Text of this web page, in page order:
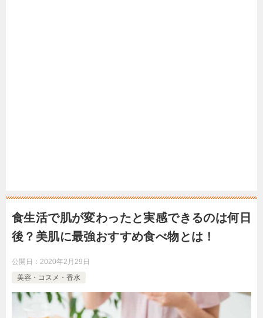
食生活で肌が変わったと実感できるのは何日
後？美肌に最強おすすめ食べ物とは！
公開日： 2020年2月29日
美容・コスメ・香水